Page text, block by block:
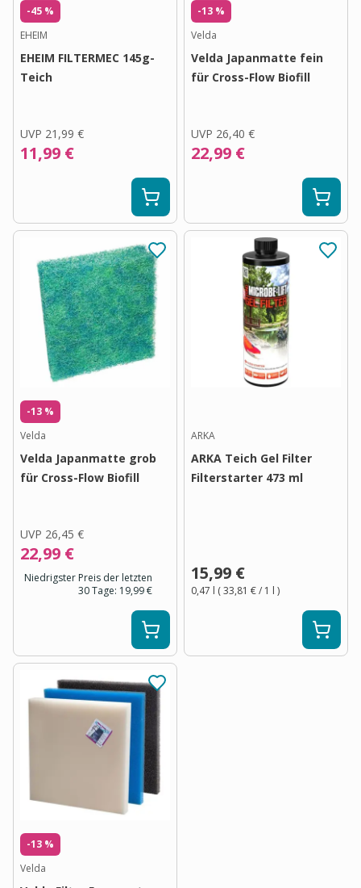
-45 %
EHEIM
EHEIM FILTERMEC 145g-
Teich
UVP 21,99 €
11,99 €
-13 %
Velda
Velda Japanmatte fein
für Cross-Flow Biofill
UVP 26,40 €
22,99 €
-13 %
Velda
Velda Japanmatte grob
für Cross-Flow Biofill
UVP 26,45 €
22,99 €
Niedrigster Preis der letzten
30 Tage: 19,99 €
ARKA
ARKA Teich Gel Filter
Filterstarter 473 ml
15,99 €
0,47 l (33,81 €/ 1 l )
-13 %
Velda